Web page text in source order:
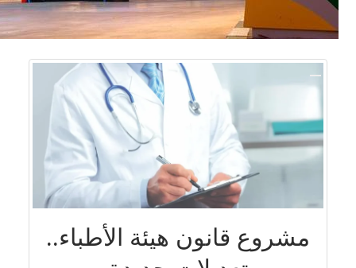
مشروع قانون هيئة الأطباء..